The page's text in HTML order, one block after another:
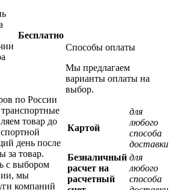
Бесплатно
по России
транспортные
товар до
день после
за товар.
с выбором
мы
компаний
Способы оплаты
Мы предлагаем
варианты оплаты на
выбор.
Картой
для
любого
способа
доставки
Безналичный
расчет на
расчетный
для
любого
способа